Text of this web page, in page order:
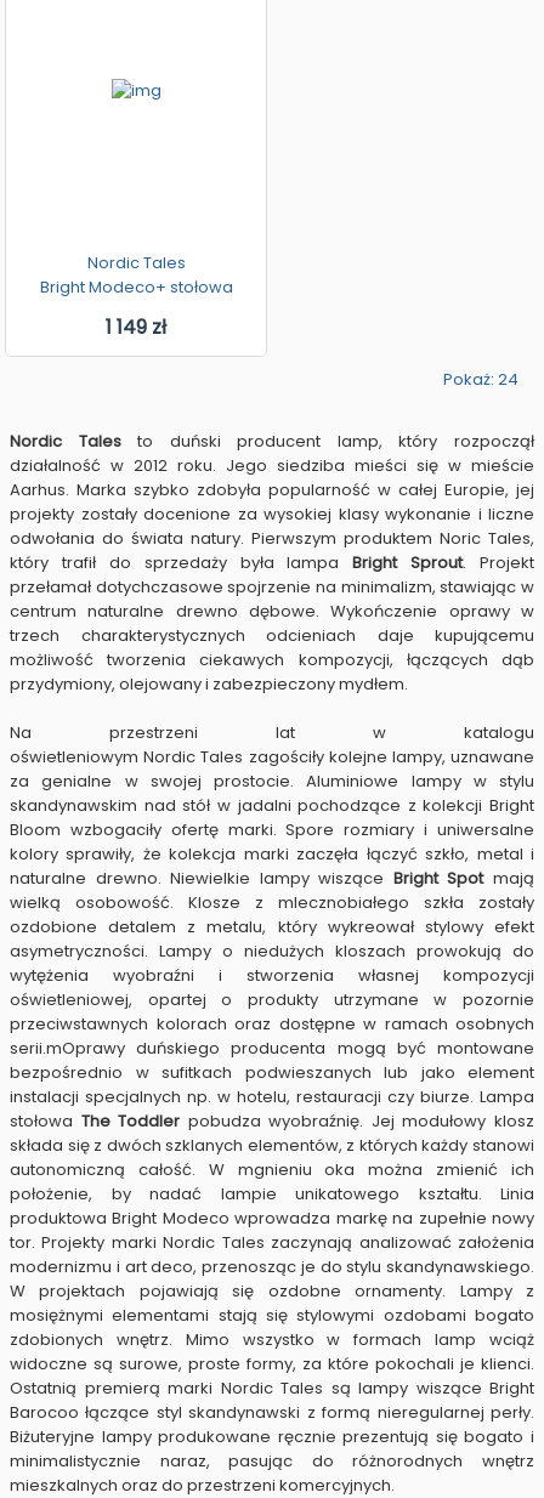
Nordic Tales
Bright Modeco+ stołowa
1 149 zł
Pokaż: 24
Nordic Talesto duński producent lamp, który rozpoczął
działalność w 2012 roku. Jego siedziba mieści się w mieście
Aarhus. Marka szybko zdobyła popularność w całej Europie, jej
projekty zostały docenione za wysokiej klasy wykonanie i liczne
odwołania do świata natury. Pierwszym produktem Noric Tales,
który trafił do sprzedaży była lampaBright Sprout. Projekt
przełamał dotychczasowe spojrzenie na minimalizm, stawiając w
centrum naturalne drewno dębowe. Wykończenie oprawy w
trzech charakterystycznych odcieniach daje kupującemu
możliwość tworzenia ciekawych kompozycji, łączących dąb
przydymiony, olejowany i zabezpieczony mydłem.
Na przestrzeni lat w katalogu
oświetleniowymNordic Tales zagościły kolejne lampy, uznawane
za genialne w swojej prostocie. Aluminiowe lampy w stylu
skandynawskim nad stół w jadalni pochodzące z kolekcji Bright
Bloom wzbogaciły ofertę marki. Spore rozmiary i uniwersalne
kolory sprawiły, że kolekcja marki zaczęła łączyć szkło, metal i
naturalne drewno. Niewielkie lampy wiszące Bright Spotmają
wielką osobowość. Klosze z mlecznobiałego szkła zostały
ozdobione detalem z metalu, który wykreował stylowy efekt
asymetryczności. Lampy o niedużych kloszach prowokują do
wytężenia wyobraźni i stworzenia własnej kompozycji
oświetleniowej, opartej o produkty utrzymane w pozornie
przeciwstawnych kolorach oraz dostępne w ramach osobnych
serii.mOprawy duńskiego producenta mogą być montowane
bezpośrednio w sufitkach podwieszanych lub jako element
instalacji specjalnych np. w hotelu, restauracji czy biurze. Lampa
stołowa The Toddler pobudza wyobraźnię. Jej modułowy klosz
składa się z dwóch szklanych elementów, z których każdy stanowi
autonomiczną całość. W mgnieniu oka można zmienić ich
położenie, by nadać lampie unikatowego kształtu. Linia
produktowa Bright Modeco wprowadza markę na zupełnie nowy
tor. Projekty markiNordic Tales zaczynają analizować założenia
modernizmu i art deco, przenosząc je do stylu skandynawskiego.
W projektach pojawiają się ozdobne ornamenty. Lampy z
mosiężnymi elementami stają się stylowymi ozdobami bogato
zdobionych wnętrz. Mimo wszystko w formach lamp wciąż
widoczne są surowe, proste formy, za które pokochali je klienci.
Ostatnią premierą marki Nordic Tales są lampy wiszące Bright
Barocoo łączące styl skandynawski z formą nieregularnej perły.
Biżuteryjne lampy produkowane ręcznie prezentują się bogato i
minimalistycznie naraz, pasując do różnorodnych wnętrz
mieszkalnych oraz do przestrzeni komercyjnych.